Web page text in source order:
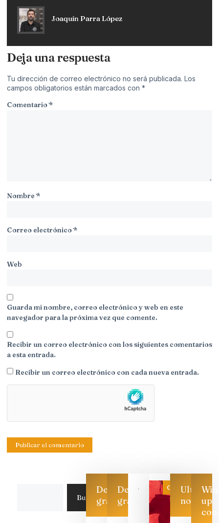
Joaquín Parra López
Deja una respuesta
Tu dirección de correo electrónico no será publicada. Los
campos obligatorios están marcados con *
Comentario*
Nombre*
Correo electrónico*
Web
Guarda mi nombre, correo electrónico y web en este
navegador para la próxima vez que comente.
Recibir un correo electrónico con los siguientes comentarios
a esta entrada.
Recibir un correo electrónico con cada nueva entrada.
Buscar
Descarga
gratis
Descarga
gratis
CategoríaUltimas
noticias
up